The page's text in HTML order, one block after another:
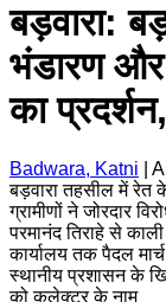
बड़वारा:
भंडारण और
का
Badwara, Katni
बड़वारा तहसील में
ग्रामीणों ने जोरदार
परमानंद तिराहे से
कार्यालय तक पैदल
स्थानीय प्रशासन के
को कलेक्टर के नाम